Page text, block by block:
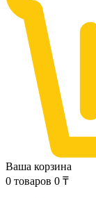
Ваша корзина
0 товаров 0 ₸